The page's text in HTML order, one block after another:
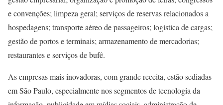
e convenções; limpeza geral; serviços de reservas relacionados a
hospedagens; transporte aéreo de passageiros; logística de cargas;
gestão de portos e terminais; armazenamento de mercadorias;
restaurantes e serviços de bufê.
As empresas mais inovadoras, com grande receita, estão sediadas
em São Paulo, especialmente nos segmentos de tecnologia da